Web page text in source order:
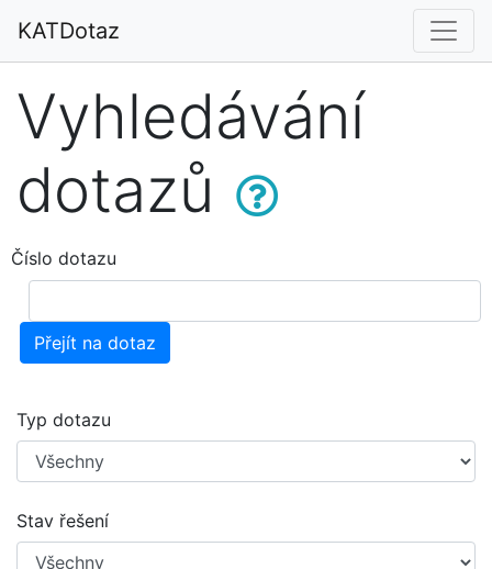
KATDotaz
Vyhledávání
dotazů
Číslo dotazu
Přejít na dotaz
Typ dotazu
Stav řešení